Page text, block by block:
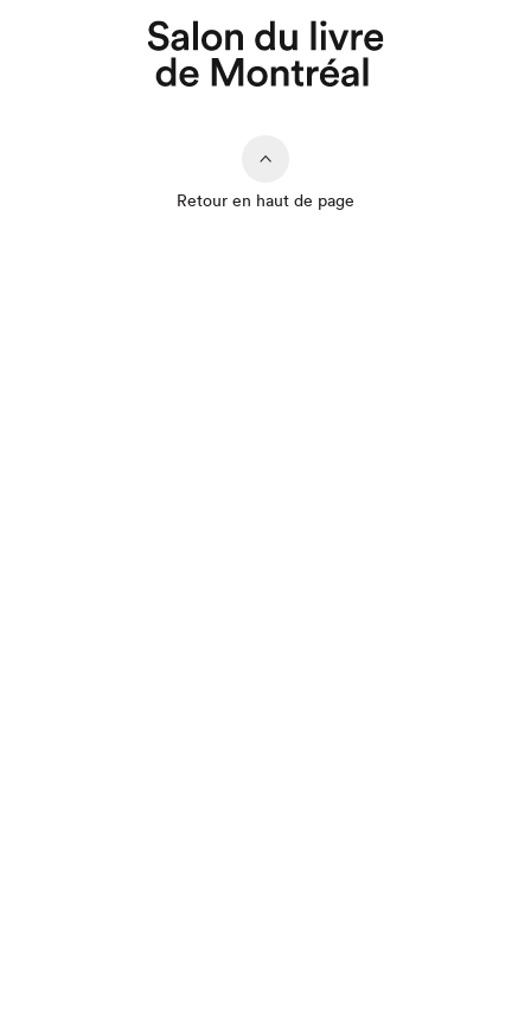
Que cherchez-vous?
Retour en haut de page